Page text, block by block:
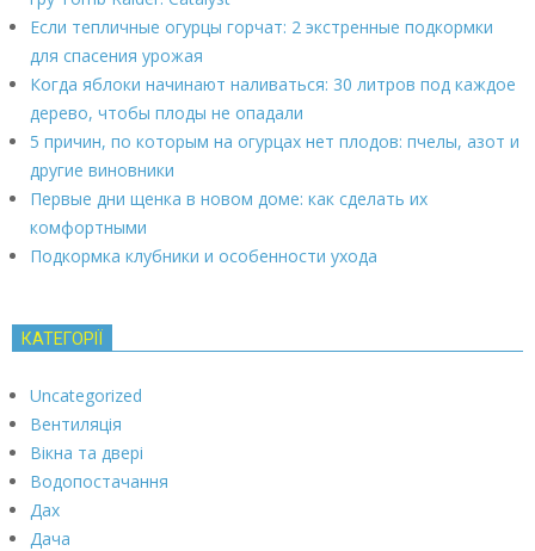
Если тепличные огурцы горчат: 2 экстренные подкормки
для спасения урожая
Когда яблоки начинают наливаться: 30 литров под каждое
дерево, чтобы плоды не опадали
5 причин, по которым на огурцах нет плодов: пчелы, азот и
другие виновники
Первые дни щенка в новом доме: как сделать их
комфортными
Подкормка клубники и особенности ухода
КАТЕГОРІЇ
Uncategorized
Вентиляція
Вікна та двері
Водопостачання
Дах
Дача